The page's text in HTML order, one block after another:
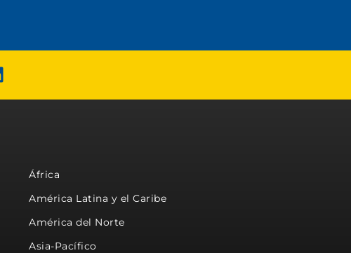
África
América Latina y el Caribe
América del Norte
Asia-Pacífico